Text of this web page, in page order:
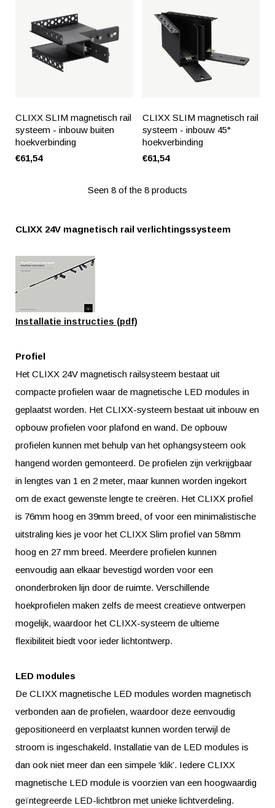
CLIXX SLIM magnetisch rail
systeem - inbouw buiten
hoekverbinding
€61,54
CLIXX SLIM magnetisch rail
systeem - inbouw 45°
hoekverbinding
€61,54
Seen 8 of the 8 products
CLIXX 24V magnetisch rail verlichtingssysteem
Installatie instructies (pdf)
Profiel
Het CLIXX 24V magnetisch railsysteem bestaat uit
compacte profielen waar de magnetische LED modules in
geplaatst worden. Het CLIXX-systeem bestaat uit inbouw en
opbouw profielen voor plafond en wand. De opbouw
profielen kunnen met behulp van het ophangsysteem ook
hangend worden gemonteerd. De profielen zijn verkrijgbaar
in lengtes van 1 en 2 meter, maar kunnen worden ingekort
om de exact gewenste lengte te creëren. Het CLIXX profiel
is 76mm hoog en 39mm breed, of voor een minimalistische
uitstraling kies je voor het CLIXX Slim profiel van 58mm
hoog en 27 mm breed. Meerdere profielen kunnen
eenvoudig aan elkaar bevestigd worden voor een
ononderbroken lijn door de ruimte. Verschillende
hoekprofielen maken zelfs de meest creatieve ontwerpen
mogelijk, waardoor het CLIXX-systeem de ultieme
flexibiliteit biedt voor ieder lichtontwerp.
LED modules
De CLIXX magnetische LED modules worden magnetisch
verbonden aan de profielen, waardoor deze eenvoudig
gepositioneerd en verplaatst kunnen worden terwijl de
stroom is ingeschakeld. Installatie van de LED modules is
dan ook niet meer dan een simpele ‘klik’. Iedere CLIXX
magnetische LED module is voorzien van een hoogwaardig
geïntegreerde LED-lichtbron met unieke lichtverdeling.